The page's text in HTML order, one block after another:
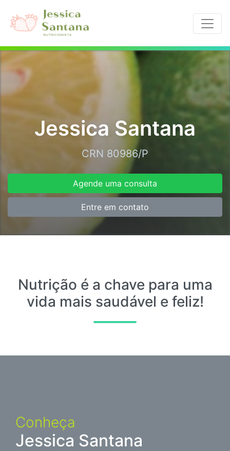
Jessica Santana
CRN 80986/P
Agende uma consulta
Entre em contato
Nutrição é a chave para uma
vida mais saudável e feliz!
Conheça
Jessica Santana